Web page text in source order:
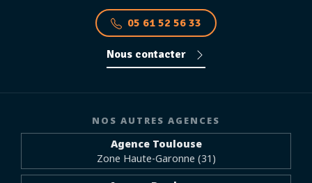
05 61 52 56 33
Nous contacter
NOS AUTRES AGENCES
Agence Toulouse
Zone Haute-Garonne (31)